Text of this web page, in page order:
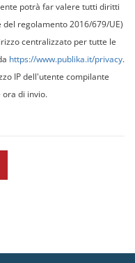
potrà far valere tutti diritti
regolamento 2016/679/UE)
centralizzato per tutte le
https://www.publika.it/privacy.
IP dell'utente compilante
ora di invio.